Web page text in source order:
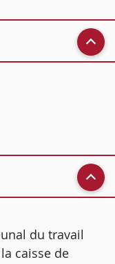
du travail
caisse de